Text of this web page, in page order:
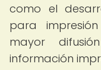
como el
para
mayor
información